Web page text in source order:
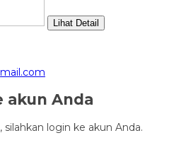
Lihat Detail
akun Anda
login ke akun Anda.